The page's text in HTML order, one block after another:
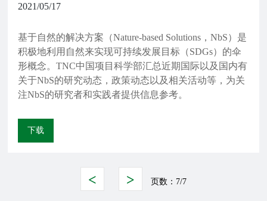
2021/05/17
基于自然的解决方案（Nature-based Solutions，NbS）是
积极地利用自然来实现可持续发展目标（SDGs）的伞
形概念。TNC中国项目科学部汇总近期国际以及国内有
关于NbS的研究动态，政策动态以及相关活动等，为关
注NbS的研究者和实践者提供信息参考。
下载
< > 页数： 7/7